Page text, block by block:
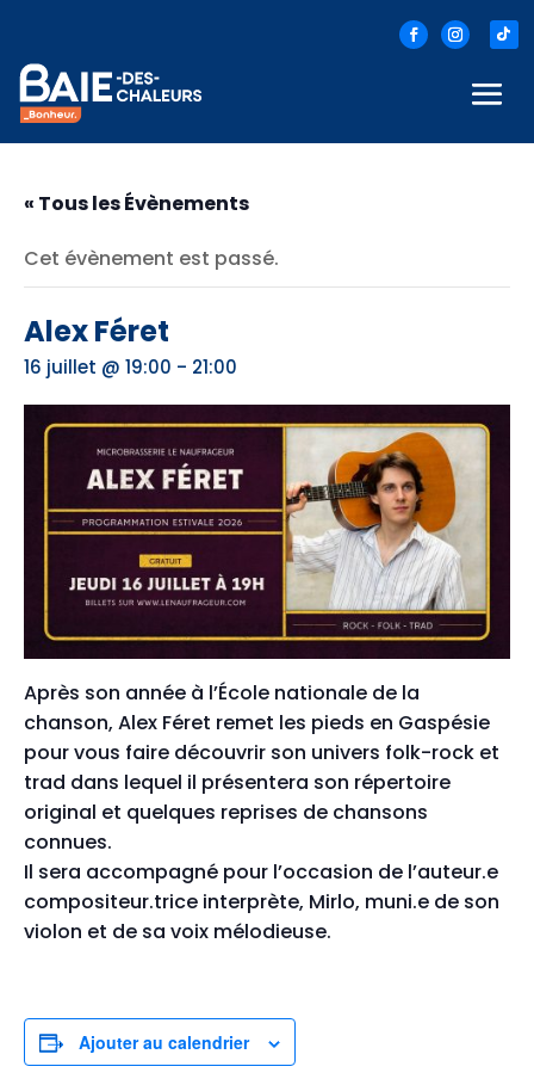
« Tous les Évènements
Cet évènement est passé.
Alex Féret
16 juillet @ 19:00 - 21:00
Après son année à l’École nationale de la
chanson, Alex Féret remet les pieds en Gaspésie
pour vous faire découvrir son univers folk-rock et
trad dans lequel il présentera son répertoire
original et quelques reprises de chansons
connues.
Il sera accompagné pour l’occasion de l’auteur.e
compositeur.trice interprète, Mirlo, muni.e de son
violon et de sa voix mélodieuse.
Ajouter au calendrier